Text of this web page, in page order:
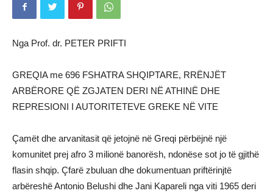
Nga Prof. dr. PETER PRIFTI
GREQIA me 696 FSHATRA SHQIPTARE, RRËNJËT
ARBËRORE QË ZGJATEN DERI NË ATHINË DHE
REPRESIONI I AUTORITETEVE GREKE NË VITE
Çamët dhe arvanitasit që jetojnë në Greqi përbëjnë një
komunitet prej afro 3 milionë banorësh, ndonëse sot jo të gjithë
flasin shqip. Çfarë zbuluan dhe dokumentuan priftërinjtë
arbëreshë Antonio Belushi dhe Jani Kapareli nga viti 1965 deri